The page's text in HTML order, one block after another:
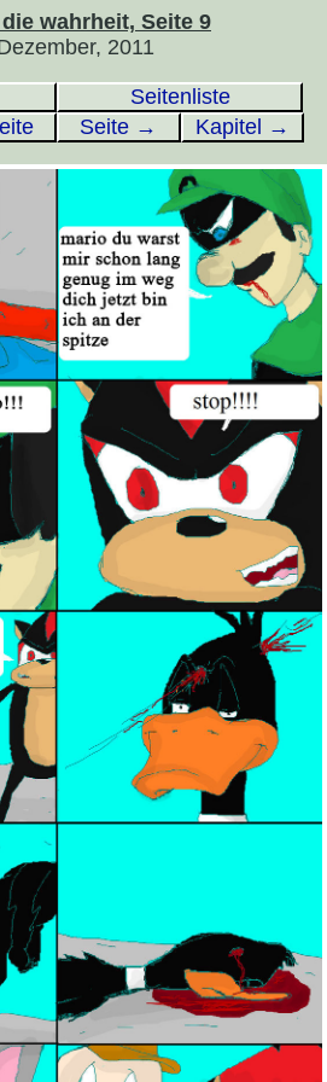
wahrheit, Seite 9
2011
Seitenliste
Seite → Kapitel →